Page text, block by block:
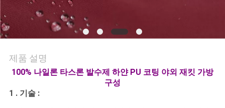
뉴
스
경
우
제품 설명
100% 나일론 타스론 발수제 하얀 PU 코팅 야외 재킷 가방
구성
1 . 기술 :